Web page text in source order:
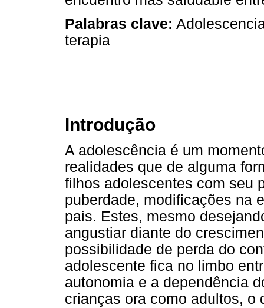
Palabras clave:
terapia
Introdução
A adolescência é um
realidades que de alguma
filhos adolescentes com seu
puberdade, modificações na
pais. Estes, mesmo
angustiar diante do
possibilidade de perda do
adolescente fica no limbo
autonomia e a dependência
crianças ora como adultos, o